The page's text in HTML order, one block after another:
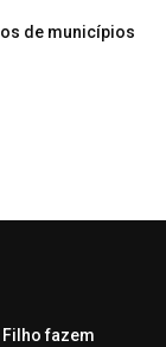
de municípios
fazem